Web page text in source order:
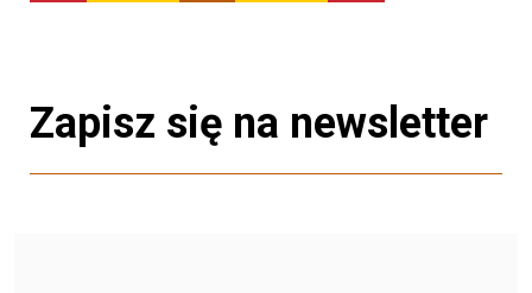
Zapisz się na newsletter